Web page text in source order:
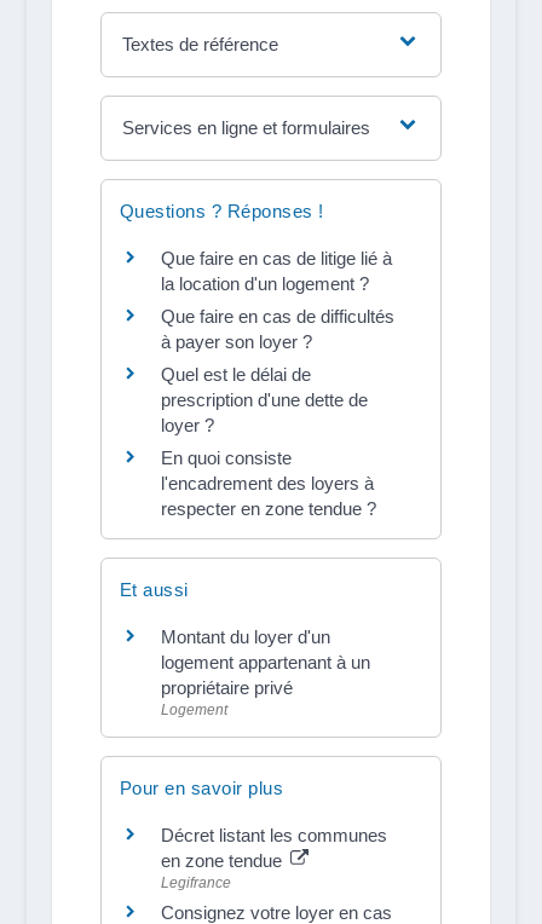
Textes de référence
Services en ligne et formulaires
Questions ? Réponses !
Que faire en cas de litige lié à
la location d'un logement ?
Que faire en cas de difficultés
à payer son loyer ?
Quel est le délai de
prescription d'une dette de
loyer ?
En quoi consiste
l'encadrement des loyers à
respecter en zone tendue ?
Et aussi
Montant du loyer d'un
logement appartenant à un
propriétaire privé
Logement
Pour en savoir plus
Décret listant les communes
en zone tendue
Legifrance
Consignez votre loyer en cas